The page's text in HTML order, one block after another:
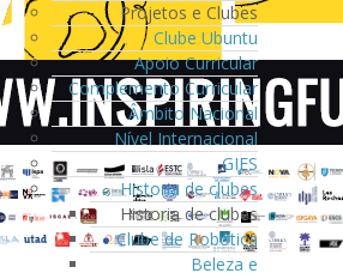
Projetos e Clubes
Clube Ubuntu
Apoio Curricular
Complemento Curricular
Âmbito Nacional
Nível Internacional
GIES
Historia de clubes
Historia de clubes
Clube de Robótica
Beleza e